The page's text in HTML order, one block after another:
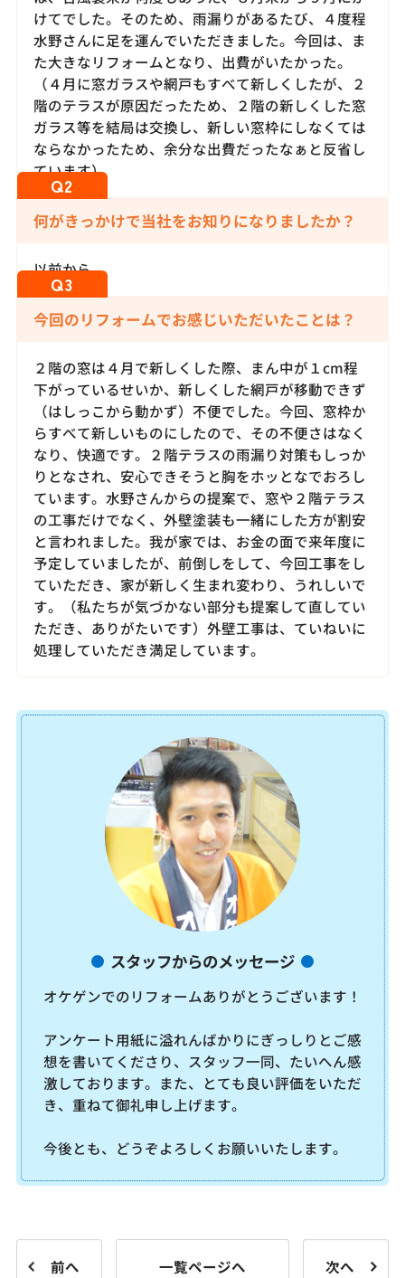
けてでした。そのため、雨漏りがあるたび、４度程
水野さんに足を運んでいただきました。今回は、ま
た大きなリフォームとなり、出費がいたかった。
（４月に窓ガラスや網戸もすべて新しくしたが、２
階のテラスが原因だったため、２階の新しくした窓
ガラス等を結局は交換し、新しい窓枠にしなくては
ならなかったため、余分な出費だったなぁと反省し
ています）
何がきっかけで当社をお知りになりましたか？
以前から。
今回のリフォームでお感じいただいたことは？
２階の窓は４月で新しくした際、まん中が１cm程
下がっているせいか、新しくした網戸が移動できず
（はしっこから動かず）不便でした。今回、窓枠か
らすべて新しいものにしたので、その不便さはなく
なり、快適です。２階テラスの雨漏り対策もしっか
りとなされ、安心できそうと胸をホッとなでおろし
ています。水野さんからの提案で、窓や２階テラス
の工事だけでなく、外壁塗装も一緒にした方が割安
と言われました。我が家では、お金の面で来年度に
予定していましたが、前倒しをして、今回工事をし
ていただき、家が新しく生まれ変わり、うれしいで
す。（私たちが気づかない部分も提案して直してい
ただき、ありがたいです）外壁工事は、ていねいに
処理していただき満足しています。
スタッフからのメッセージ
オケゲンでのリフォームありがとうございます！
アンケート用紙に溢れんばかりにぎっしりとご感
想を書いてくださり、スタッフ一同、たいへん感
激しております。また、とても良い評価をいただ
き、重ねて御礼申し上げます。
今後とも、どうぞよろしくお願いいたします。
前へ 一覧ページへ 次へ